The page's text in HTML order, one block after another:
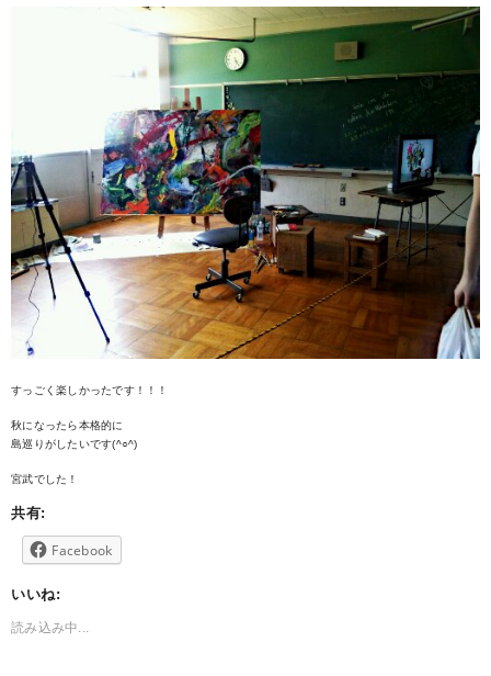
すっごく楽しかったです！！！
秋になったら本格的に
島巡りがしたいです(^○^)
宮武でした！
共有:
Facebook
いいね:
読み込み中...